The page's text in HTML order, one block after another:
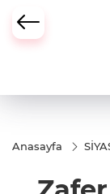
Anasayfa